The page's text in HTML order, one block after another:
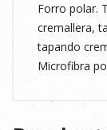
Forro polar.
cremallera,
tapando
Microfibra